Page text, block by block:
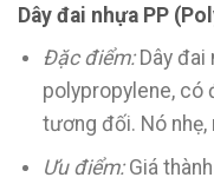
Dây đai nhựa PP
Đặc điểm:Dây đai
polypropylene, có
tương đối. Nó
Ưu điểm:Giá